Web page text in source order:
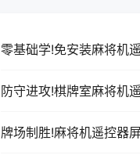
零基础学!免安装麻将机
防守进攻!棋牌室麻将机
牌场制胜!麻将机遥控器